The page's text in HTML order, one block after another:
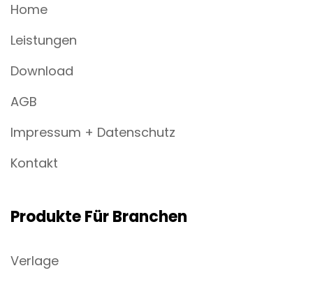
Home
Leistungen
Download
AGB
Impressum + Datenschutz
Kontakt
Produkte Für Branchen
Verlage